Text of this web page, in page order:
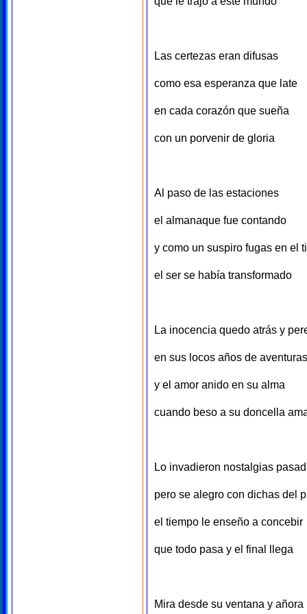
Las certezas eran difusas
como esa esperanza que late
en cada corazón que sueña
con un porvenir de gloria
Al paso de las estaciones
el almanaque fue contando
y como un suspiro fugas en el
el ser se había transformado
La inocencia quedo atrás y
en sus locos años de aventuras
y el amor anido en su alma
cuando beso a su doncella
Lo invadieron nostalgias
pero se alegro con dichas del
el tiempo le enseño a concebir
que todo pasa y el final llega
Mira desde su ventana y añora